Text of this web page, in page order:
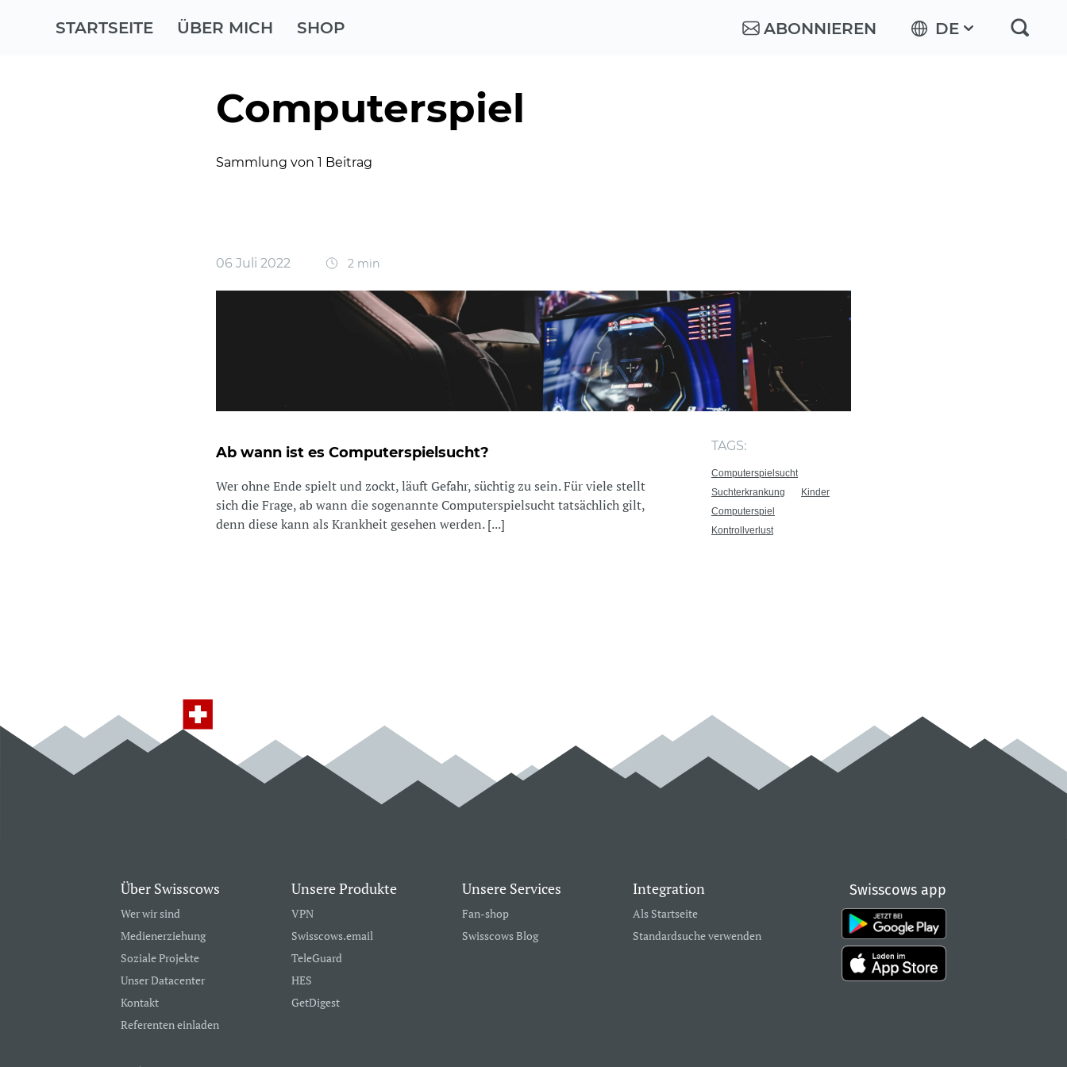
STARTSEITE ÜBER MICH SHOP ABONNIEREN DE
Computerspiel
Sammlung von 1 Beitrag
06 Juli 2022 2 min
Ab wann ist es Computerspielsucht?
Wer ohne Ende spielt und zockt, läuft Gefahr, süchtig zu sein. Für viele stellt
sich die Frage, ab wann die sogenannte Computerspielsucht tatsächlich gilt,
denn diese kann als Krankheit gesehen werden. [...]
TAGS:
Computerspielsucht
Suchterkrankung
Kinder
Computerspiel
Kontrollverlust
Über Swisscows
Wer wir sind
Medienerziehung
Soziale Projekte
Unser Datacenter
Kontakt
Referenten einladen
Unsere Produkte
VPN
Swisscows.email
TeleGuard
HES
GetDigest
Unsere Services
Fan-shop
Swisscows Blog
Integration
Als Startseite
Standardsuche verwenden
Swisscows app